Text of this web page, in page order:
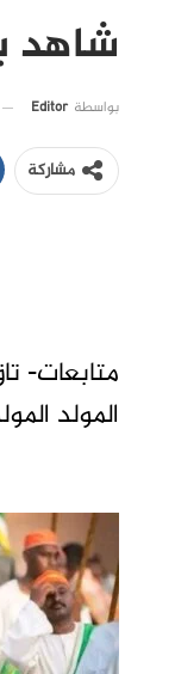
شاهد
بواسطة Editor
مشاركة
متابعات-
المولد